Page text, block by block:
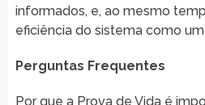
informados, e, ao mesmo
eficiência do sistema como
Perguntas Frequentes
Por que a Prova de Vida é